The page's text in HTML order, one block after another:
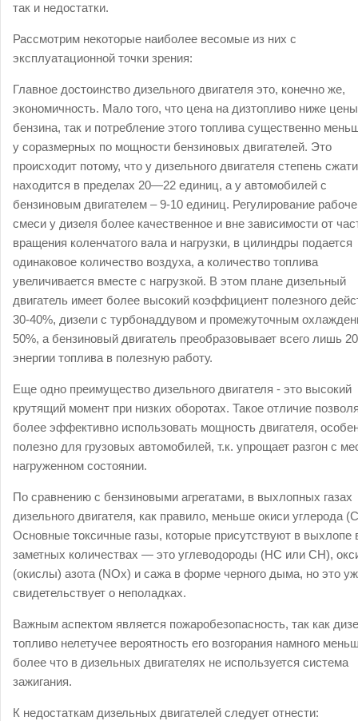
так и недостатки.
Рассмотрим некоторые наиболее весомые из них с
эксплуатационной точки зрения:
Главное достоинство дизельного двигателя это, конечно же,
экономичность. Мало того, что цена на дизтопливо ниже цены
бензина, так и потребление этого топлива существенно
у соразмерных по мощности бензиновых двигателей. Это
происходит потому, что у дизельного двигателя степень
находится в пределах 20—22 единиц, а у автомобилей с
бензиновым двигателем – 9-10 единиц. Регулирование
смеси у дизеля более качественное и вне зависимости от
вращения коленчатого вала и нагрузки, в цилиндры подается
одинаковое количество воздуха, а количество топлива
увеличивается вместе с нагрузкой. В этом плане дизельный
двигатель имеет более высокий коэффициент полезного
30-40%, дизели с турбонаддувом и промежуточным
50%, а бензиновый двигатель преобразовывает всего лишь
энергии топлива в полезную работу.
Еще одно преимущество дизельного двигателя - это высокий
крутящий момент при низких оборотах. Такое отличие
более эффективно использовать мощность двигателя,
полезно для грузовых автомобилей, т.к. упрощает разгон с
нагруженном состоянии.
По сравнению с бензиновыми агрегатами, в выхлопных газах
дизельного двигателя, как правило, меньше окиси углерода
Основные токсичные газы, которые присутствуют в выхлопе
заметных количествах — это углеводороды (НС или СН),
(окислы) азота (NОх) и сажа в форме черного дыма, но это
свидетельствует о неполадках.
Важным аспектом является пожаробезопасность, так как
топливо нелетучее вероятность его возгорания намного
более что в дизельных двигателях не используется система
зажигания.
К недостаткам дизельных двигателей следует отнести: